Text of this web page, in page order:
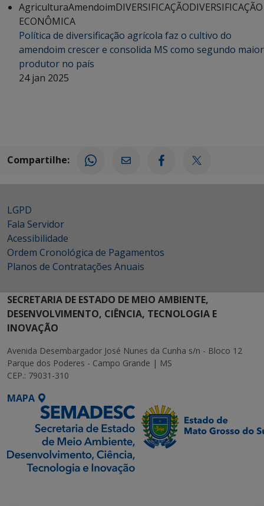
AgriculturaAmendoimDIVERSIFICAÇÃODIVERSIFICAÇÃO
ECONÔMICA
Política de diversificação agrícola faz o cultivo do
amendoim crescer e consolida MS como segundo maior
produtor no país
24 jan 2025
Compartilhe:
LGPD
Fala Servidor
Acessibilidade
Ordem Cronológica de Pagamentos
Planos de Contratações Anuais
SECRETARIA DE ESTADO DE MEIO AMBIENTE,
DESENVOLVIMENTO, CIÊNCIA, TECNOLOGIA E
INOVAÇÃO
Avenida Desembargador José Nunes da Cunha s/n - Bloco 12
Parque dos Poderes - Campo Grande | MS
CEP.: 79031-310
MAPA